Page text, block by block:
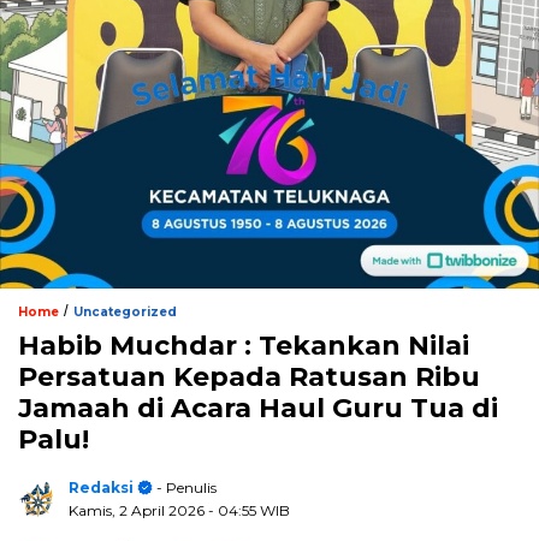
Home / Uncategorized
Habib Muchdar : Tekankan Nilai
Persatuan Kepada Ratusan Ribu
Jamaah di Acara Haul Guru Tua di
Palu!
Redaksi
- Penulis
Kamis, 2 April 2026 - 04:55 WIB